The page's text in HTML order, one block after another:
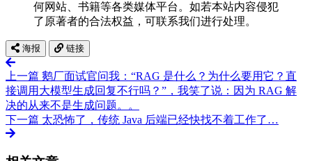
何网站、书籍等各类媒体平台。如若本站内容侵犯
了原著者的合法权益，可联系我们进行处理。
海报 链接
上一篇 鹅厂面试官问我：“RAG 是什么？为什么要用它？直
接调用大模型生成回复不行吗？”，我笑了说：因为 RAG 解
决的从来不是生成问题。。
下一篇 太恐怖了，传统 Java 后端已经快找不着工作了…